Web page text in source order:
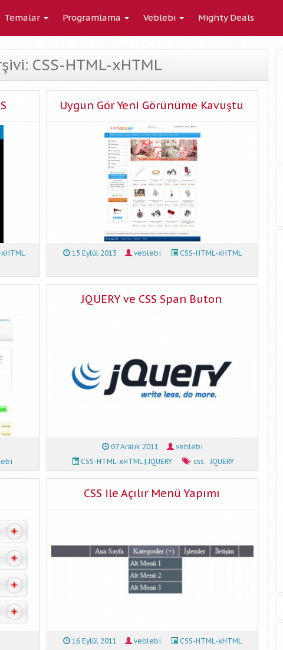
Temalar Programlama Veblebi Mighty Deals
CSS-HTML-xHTML
xHTML
Uygun Gör Yeni Görünüme Kavuştu
15 Eylül 2013 veblebi CSS-HTML-xHTML
JQUERY ve CSS Span Buton
07 Aralık 2011
veblebi
CSS-HTML-xHTML| JQUERY css JQUERY
CSS ile Açılır Menü Yapımı
16 Eylül 2011 veblebi
CSS-HTML-xHTML